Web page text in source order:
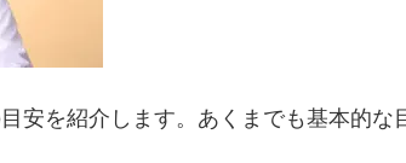
安を紹介します。あくまでも基本的な